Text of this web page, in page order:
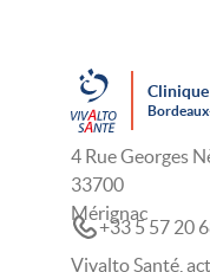
4 Rue Georges
33700
Mérignac
+33 5 57 20
Vivalto Santé,